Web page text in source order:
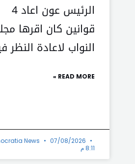
الرئيس عون اعاد 4
قوانين كان اقرها
النواب لاعادة النظر
READ MORE »
News
07/08/2026
8:11 م